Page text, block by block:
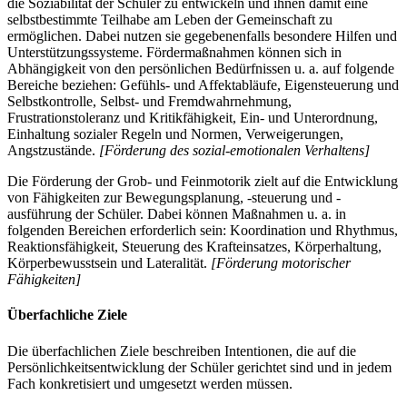
die Soziabilität der Schüler zu entwickeln und ihnen damit eine
selbstbestimmte Teilhabe am Leben der Gemeinschaft zu
ermöglichen. Dabei nutzen sie gegebenenfalls besondere Hilfen und
Unterstützungssysteme. Fördermaßnahmen können sich in
Abhängigkeit von den persönlichen Bedürfnissen u. a. auf folgende
Bereiche beziehen: Gefühls- und Affektabläufe, Eigensteuerung und
Selbstkontrolle, Selbst- und Fremdwahrnehmung,
Frustrationstoleranz und Kritikfähigkeit, Ein- und Unterordnung,
Einhaltung sozialer Regeln und Normen, Verweigerungen,
Angstzustände. [Förderung des sozial-emotionalen Verhaltens]
Die Förderung der Grob- und Feinmotorik zielt auf die Entwicklung
von Fähigkeiten zur Bewegungsplanung, -steuerung und -
ausführung der Schüler. Dabei können Maßnahmen u. a. in
folgenden Bereichen erforderlich sein: Koordination und Rhythmus,
Reaktionsfähigkeit, Steuerung des Krafteinsatzes, Körperhaltung,
Körperbewusstsein und Lateralität. [Förderung motorischer
Fähigkeiten]
Überfachliche Ziele
Die überfachlichen Ziele beschreiben Intentionen, die auf die
Persönlichkeitsentwicklung der Schüler gerichtet sind und in jedem
Fach konkretisiert und umgesetzt werden müssen.